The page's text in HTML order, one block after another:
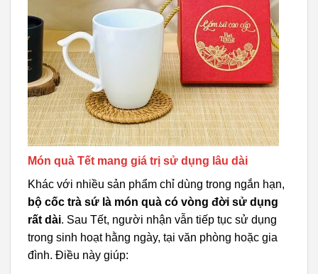
Món quà Tết mang giá trị sử dụng lâu dài
Khác với nhiều sản phẩm chỉ dùng trong ngắn hạn,
bộ cốc trà sứ là món quà có vòng đời sử dụng
rất dài. Sau Tết, người nhận vẫn tiếp tục sử dụng
trong sinh hoạt hằng ngày, tại văn phòng hoặc gia
đình. Điều này giúp: